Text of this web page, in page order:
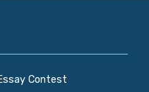
Contest